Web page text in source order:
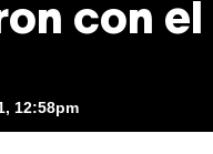
con el
12:58pm